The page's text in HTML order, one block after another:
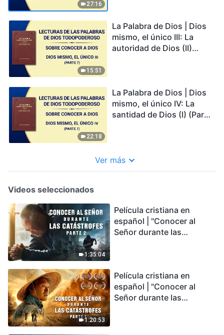
27:16
15:51
La Palabra de Dios | Dios
mismo, el único III: La
autoridad de Dios (II)
22:18
La Palabra de Dios | Dios
mismo, el único IV: La
santidad de Dios (I) (Parte
Ver más
Videos seleccionados
1:35:04
Película cristiana en
español | "Conocer al
Señor durante las
podemos sobrevivir?
1:20:53
Película cristiana en
español | "Conocer al
Señor durante las